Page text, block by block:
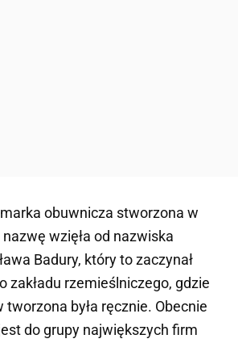
obuwnicza stworzona w
wzięła od nazwiska
Badury, który to zaczynał
zakładu rzemieślniczego, gdzie
tworzona była ręcznie. Obecnie
do grupy największych firm